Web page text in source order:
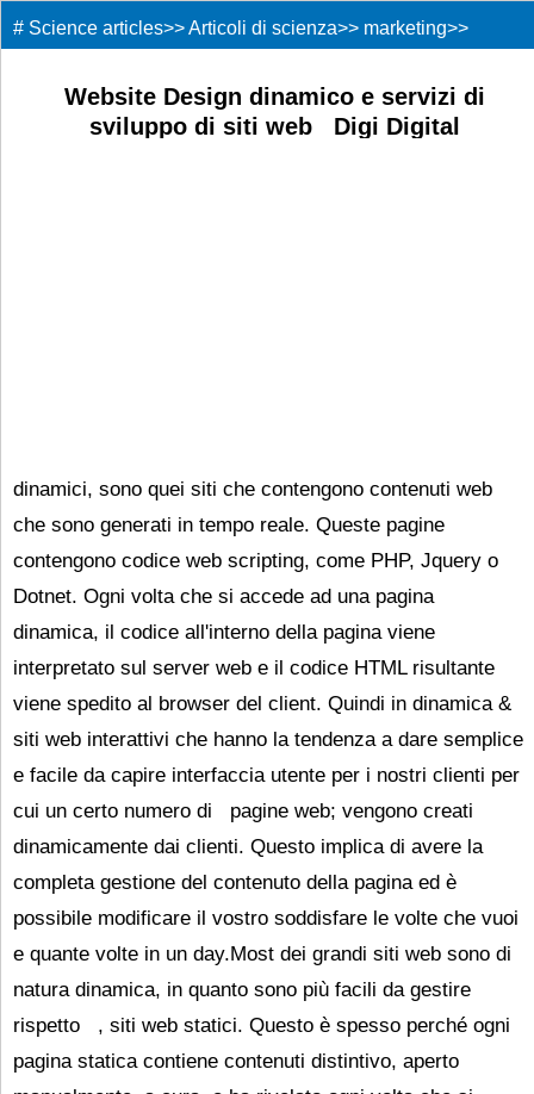
# Science articles>>Articoli di scienza>> marketing>>
Website Design dinamico e servizi di
sviluppo di siti web Digi Digital
dinamici, sono quei siti che contengono contenuti web
che sono generati in tempo reale. Queste pagine
contengono codice web scripting, come PHP, Jquery o
Dotnet. Ogni volta che si accede ad una pagina
dinamica, il codice all'interno della pagina viene
interpretato sul server web e il codice HTML risultante
viene spedito al browser del client. Quindi in dinamica &
siti web interattivi che hanno la tendenza a dare semplice
e facile da capire interfaccia utente per i nostri clienti per
cui un certo numero di pagine web; vengono creati
dinamicamente dai clienti. Questo implica di avere la
completa gestione del contenuto della pagina ed è
possibile modificare il vostro soddisfare le volte che vuoi
e quante volte in un day.Most dei grandi siti web sono di
natura dinamica, in quanto sono più facili da gestire
rispetto , siti web statici. Questo è spesso perché ogni
pagina statica contiene contenuti distintivo, aperto